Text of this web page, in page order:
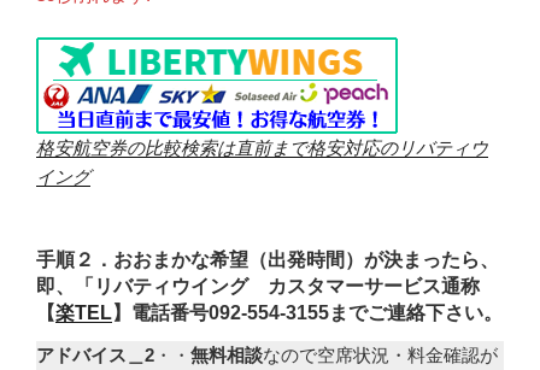
格安航空券の比較検索は直前まで格安対応のリバティウ
イング
手順２．おおまかな希望（出発時間）が決まったら、
即、「リバティウイング カスタマーサービス通称
【楽TEL】電話番号092-554-3155までご連絡下さい。
アドバイス＿2 ・・ 無料相談なので空席状況・料金確認が